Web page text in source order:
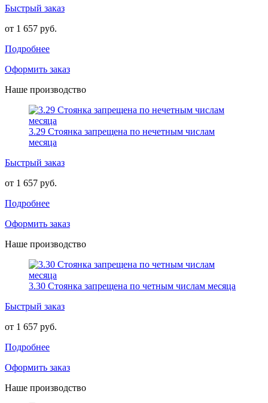
Быстрый заказ
от 1 657 руб.
Подробнее
Оформить заказ
Наше производство
3.29 Стоянка запрещена по нечетным числам
месяца
Быстрый заказ
от 1 657 руб.
Подробнее
Оформить заказ
Наше производство
3.30 Стоянка запрещена по четным числам месяца
Быстрый заказ
от 1 657 руб.
Подробнее
Оформить заказ
Наше производство